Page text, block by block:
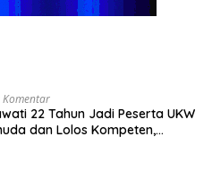
Komentar
22 Tahun Jadi Peserta UKW
dan Lolos Kompeten,